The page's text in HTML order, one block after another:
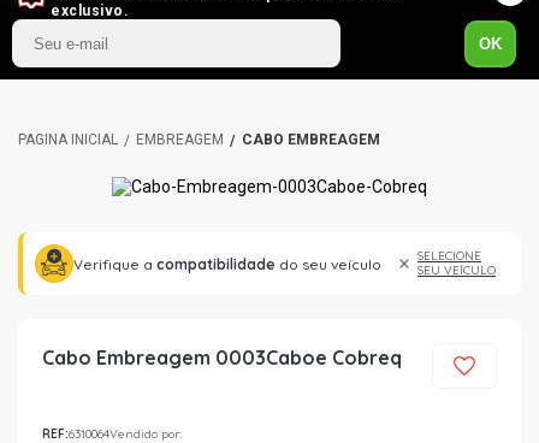
exclusivo.
OK
EMBREAGEM CABO EMBREAGEM
Verifique a compatibilidade do seu veículo
SELECIONE
SEU VEÍCULO
Cabo Embreagem 0003Caboe Cobreq
REF:6310064Vendido por: